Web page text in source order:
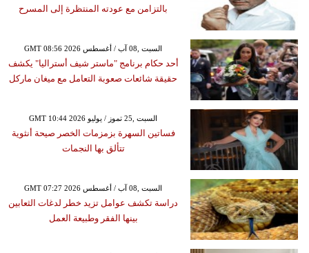
بالتزامن مع عودته المنتظرة إلى المسرح
GMT 08:56 2026 السبت ,08 آب / أغسطس
أحد حكام برنامج "ماستر شيف أستراليا" يكشف
حقيقة شائعات صعوبة التعامل مع ميغان ماركل
GMT 10:44 2026 السبت ,25 تموز / يوليو
فساتين السهرة بزمزمات الخصر صيحة أنثوية
تتألق بها النجمات
GMT 07:27 2026 السبت ,08 آب / أغسطس
دراسة تكشف عوامل تزيد خطر لدغات الثعابين
بينها الفقر وطبيعة العمل